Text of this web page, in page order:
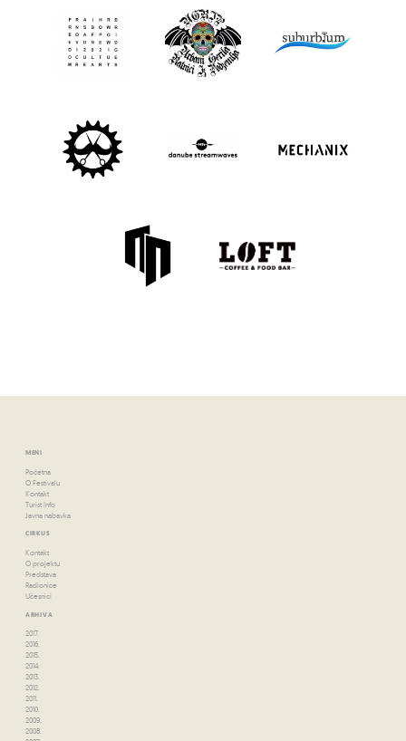
MENI
Početna
O Festivalu
Kontakt
Turist Info
Javna nabavka
CIRKUS
Kontakt
O projektu
Predstava
Radionice
Učesnici
ARHIVA
2017.
2016.
2015.
2014.
2013.
2012.
2011.
2010.
2009.
2008.